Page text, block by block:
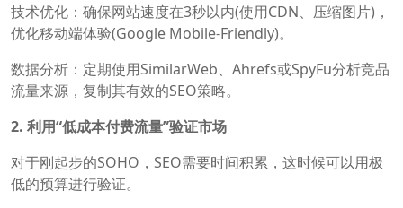
技术优化：确保网站速度在3秒以内(使用CDN、压缩图片)，
优化移动端体验(Google Mobile-Friendly)。
数据分析：定期使用SimilarWeb、Ahrefs或SpyFu分析竞品
流量来源，复制其有效的SEO策略。
2. 利用“低成本付费流量”验证市场
对于刚起步的SOHO，SEO需要时间积累，这时候可以用极
低的预算进行验证。